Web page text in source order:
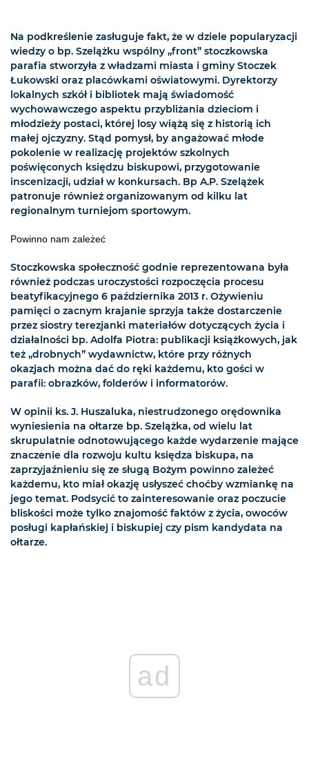
Na podkreślenie zasługuje fakt, że w dziele popularyzacji
wiedzy o bp. Szelążku wspólny „front” stoczkowska
parafia stworzyła z władzami miasta i gminy Stoczek
Łukowski oraz placówkami oświatowymi. Dyrektorzy
lokalnych szkół i bibliotek mają świadomość
wychowawczego aspektu przybliżania dzieciom i
młodzieży postaci, której losy wiążą się z historią ich
małej ojczyzny. Stąd pomysł, by angażować młode
pokolenie w realizację projektów szkolnych
poświęconych księdzu biskupowi, przygotowanie
inscenizacji, udział w konkursach. Bp A.P. Szelążek
patronuje również organizowanym od kilku lat
regionalnym turniejom sportowym.
Powinno nam zależeć
Stoczkowska społeczność godnie reprezentowana była
również podczas uroczystości rozpoczęcia procesu
beatyfikacyjnego 6 października 2013 r. Ożywieniu
pamięci o zacnym krajanie sprzyja także dostarczenie
przez siostry terezjanki materiałów dotyczących życia i
działalności bp. Adolfa Piotra: publikacji książkowych, jak
też „drobnych” wydawnictw, które przy różnych
okazjach można dać do ręki każdemu, kto gości w
parafii: obrazków, folderów i informatorów.
W opinii ks. J. Huszaluka, niestrudzonego orędownika
wyniesienia na ołtarze bp. Szelążka, od wielu lat
skrupulatnie odnotowującego każde wydarzenie mające
znaczenie dla rozwoju kultu księdza biskupa, na
zaprzyjaźnieniu się ze sługą Bożym powinno zależeć
każdemu, kto miał okazję usłyszeć choćby wzmiankę na
jego temat. Podsycić to zainteresowanie oraz poczucie
bliskości może tylko znajomość faktów z życia, owoców
posługi kapłańskiej i biskupiej czy pism kandydata na
ołtarze.
ad